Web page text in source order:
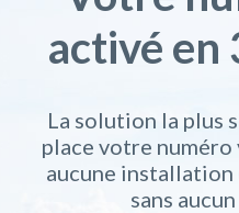
activé en
La solution la plus
place votre
aucune installation
sans
Votre redirection